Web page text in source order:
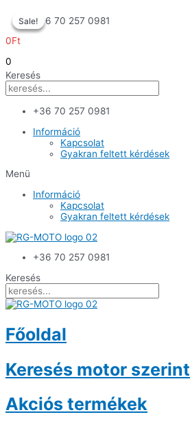
to
content
+36 70 257 0981
0Ft
0
Keresés
+36 70 257 0981
Információ
Kapcsolat
Gyakran feltett kérdések
Menü
Információ
Kapcsolat
Gyakran feltett kérdések
+36 70 257 0981
Keresés
Főoldal
Keresés motor szerint
Akciós termékek
Sale!
Sale!
Sale!